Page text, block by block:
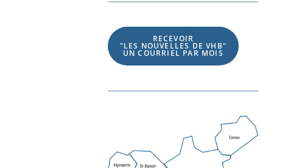
RECEVOIR
"LES NOUVELLES DE VHB"
UN COURRIEL PAR MOIS